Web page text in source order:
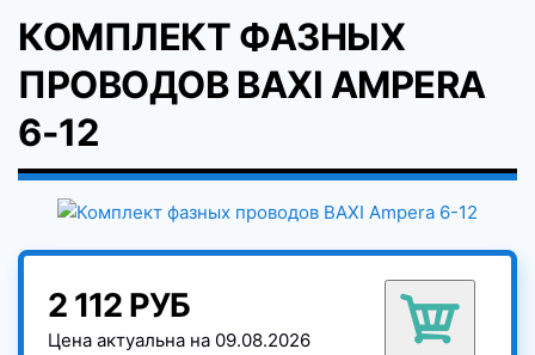
КОМПЛЕКТ ФАЗНЫХ
ПРОВОДОВ BAXI AMPERA
6-12
2 112 РУБ
Цена актуальна на 09.08.2026